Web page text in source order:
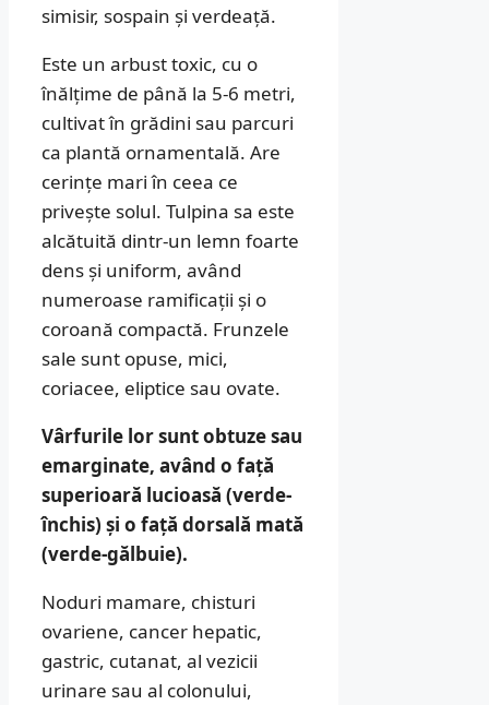
simisir, sospain și verdeață.
Este un arbust toxic, cu o
înălțime de până la 5-6 metri,
cultivat în grădini sau parcuri
ca plantă ornamentală. Are
cerințe mari în ceea ce
privește solul. Tulpina sa este
alcătuită dintr-un lemn foarte
dens și uniform, având
numeroase ramificații și o
coroană compactă. Frunzele
sale sunt opuse, mici,
coriacee, eliptice sau ovate.
Vârfurile lor sunt obtuze sau
emarginate, având o față
superioară lucioasă (verde-
închis) și o față dorsală mată
(verde-gălbuie).
Noduri mamare, chisturi
ovariene, cancer hepatic,
gastric, cutanat, al vezicii
urinare sau al colonului,